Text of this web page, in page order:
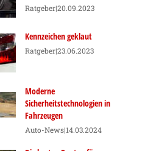
Ratgeber|20.09.2023
Kennzeichen geklaut
Ratgeber|23.06.2023
Moderne
Sicherheitstechnologien in
Fahrzeugen
Auto-News|14.03.2024